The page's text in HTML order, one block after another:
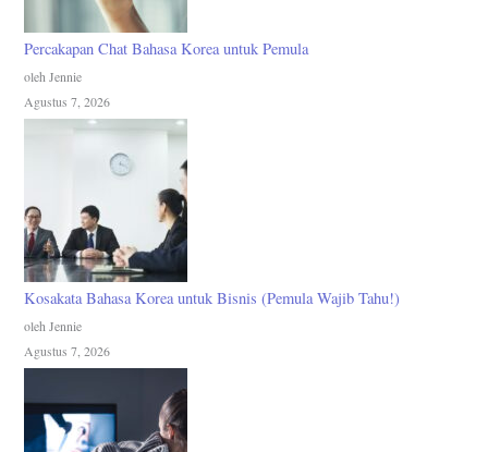
Percakapan Chat Bahasa Korea untuk Pemula
oleh Jennie
Agustus 7, 2026
Kosakata Bahasa Korea untuk Bisnis (Pemula Wajib Tahu!)
oleh Jennie
Agustus 7, 2026